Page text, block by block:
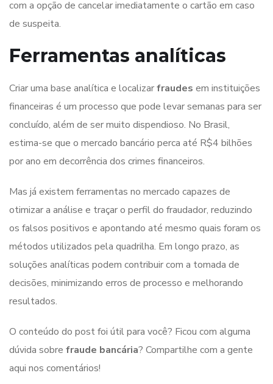
com a opção de cancelar imediatamente o cartão em caso
de suspeita.
Ferramentas analíticas
Criar uma base analítica e localizarfraudes em instituições
financeiras é um processo que pode levar semanas para ser
concluído, além de ser muito dispendioso. No Brasil,
estima-se que o mercado bancário perca até R$4 bilhões
por ano em decorrência dos crimes financeiros.
Mas já existem ferramentas no mercado capazes de
otimizar a análise e traçar o perfil do fraudador, reduzindo
os falsos positivos e apontando até mesmo quais foram os
métodos utilizados pela quadrilha. Em longo prazo, as
soluções analíticas podem contribuir com a tomada de
decisões, minimizando erros de processo e melhorando
resultados.
O conteúdo do post foi útil para você? Ficou com alguma
dúvida sobre fraude bancária? Compartilhe com a gente
aqui nos comentários!